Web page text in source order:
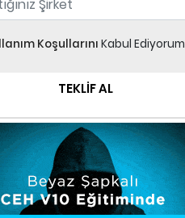
Koşullarını Kabul Ediyorum